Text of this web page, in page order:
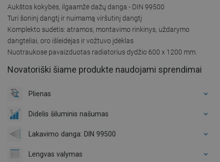
Aukštos kokybės, ilgaamžė dažų danga - DIN 99500
Turi šoninį dangtį ir nuimamą viršutinį dangtį
Komplekto sudėtis: atramos, montavimo rinkinys, uždarymo
dangteliai, oro išleidėjas ir vožtuvo įdėklas
Nuotraukose pavaizduotas radiatorius dydžio 600 x 1200 mm.
Novatoriški šiame produkte naudojami sprendimai
Plienas
Didelis šiluminis našumas
Lakavimo danga: DIN 99500
Lengvas valymas